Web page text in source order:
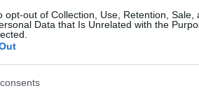
opt-out of Collection, Use, Retention, Sale,
Data that Is Unrelated with the
Tuttavia, la bocciatura di
nell’impegno per il
concrete e tempestive, il paese
un futuro sostenibile.